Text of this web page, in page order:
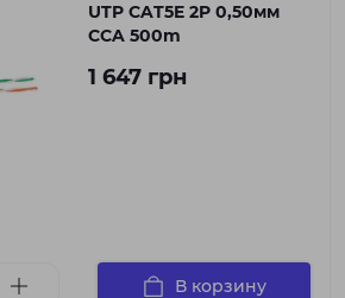
UTP CAT5E 2P 0,50мм
CCA 500m
1 647 грн
В корзину